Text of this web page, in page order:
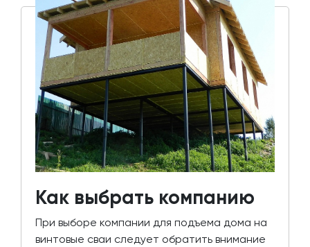
Как выбрать компанию
При выборе компании для подъема дома на
винтовые сваи следует обратить внимание